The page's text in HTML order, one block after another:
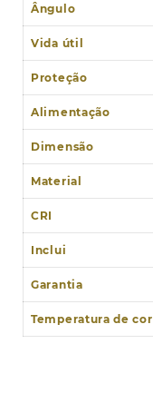
Ângulo
Vida útil
Proteção
Alimentação
Dimensão
Material
CRI
Inclui
Garantia
Temperatura de cor